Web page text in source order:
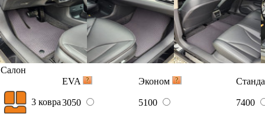
Салон
EVA
Эконом
3 ковра3050 5100 7400